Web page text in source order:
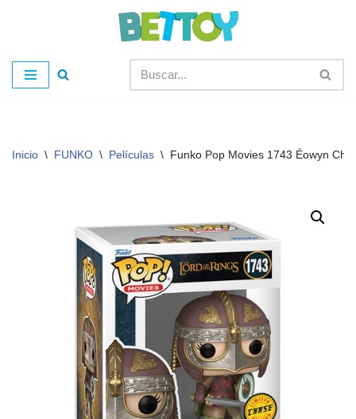
al
contenido
Inicio \ FUNKO \ Películas \ Funko Pop Movies 1743 Éowyn